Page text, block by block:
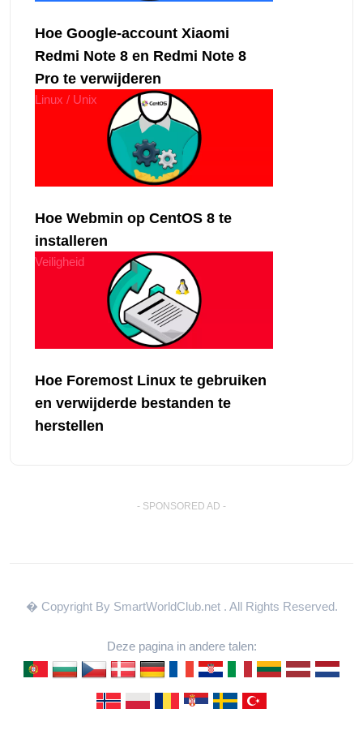
Hoe Google-account Xiaomi
Redmi Note 8 en Redmi Note 8
Pro te verwijderen
Linux / Unix
Hoe Webmin op CentOS 8 te
installeren
Veiligheid
Hoe Foremost Linux te gebruiken
en verwijderde bestanden te
herstellen
- SPONSORED AD -
� Copyright By SmartWorldClub.net . All Rights Reserved.
Deze pagina in andere talen: